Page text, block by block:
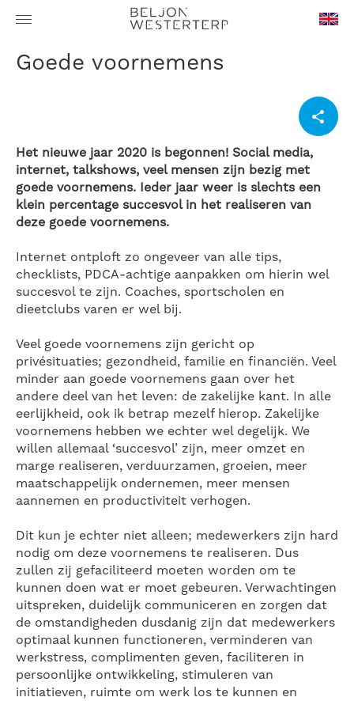
Goede voornemens
Het nieuwe jaar 2020 is begonnen! Social media,
internet, talkshows, veel mensen zijn bezig met
goede voornemens. Ieder jaar weer is slechts een
klein percentage succesvol in het realiseren van
deze goede voornemens.
Internet ontploft zo ongeveer van alle tips,
checklists, PDCA-achtige aanpakken om hierin wel
succesvol te zijn. Coaches, sportscholen en
dieetclubs varen er wel bij.
Veel goede voornemens zijn gericht op
privésituaties; gezondheid, familie en financiën. Veel
minder aan goede voornemens gaan over het
andere deel van het leven: de zakelijke kant. In alle
eerlijkheid, ook ik betrap mezelf hierop. Zakelijke
voornemens hebben we echter wel degelijk. We
willen allemaal ‘succesvol’ zijn, meer omzet en
marge realiseren, verduurzamen, groeien, meer
maatschappelijk ondernemen, meer mensen
aannemen en productiviteit verhogen.
Dit kun je echter niet alleen; medewerkers zijn hard
nodig om deze voornemens te realiseren. Dus
zullen zij gefaciliteerd moeten worden om te
kunnen doen wat er moet gebeuren. Verwachtingen
uitspreken, duidelijk communiceren en zorgen dat
de omstandigheden dusdanig zijn dat medewerkers
optimaal kunnen functioneren, verminderen van
werkstress, complimenten geven, faciliteren in
persoonlijke ontwikkeling, stimuleren van
initiatieven, ruimte om werk los te kunnen en